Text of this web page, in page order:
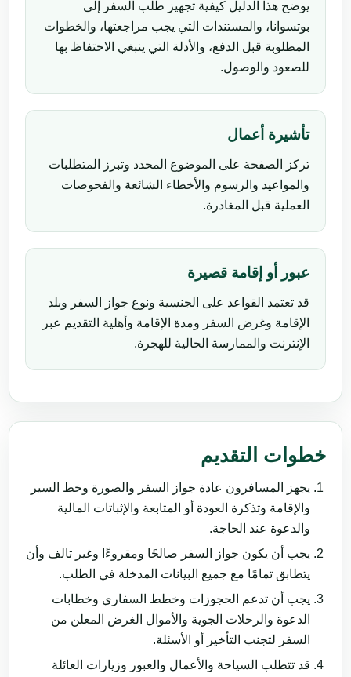
يوضح هذا الدليل كيفية تجهيز طلب السفر إلى
بوتسوانا، والمستندات التي يجب مراجعتها، والخطوات
المطلوبة قبل الدفع، والأدلة التي ينبغي الاحتفاظ بها
للصعود والوصول.
تأشيرة أعمال
تركز الصفحة على الموضوع المحدد وتبرز المتطلبات
والمواعيد والرسوم والأخطاء الشائعة والفحوصات
العملية قبل المغادرة.
عبور أو إقامة قصيرة
قد تعتمد القواعد على الجنسية ونوع جواز السفر وبلد
الإقامة وغرض السفر ومدة الإقامة وأهلية التقديم عبر
الإنترنت والممارسة الحالية للهجرة.
خطوات التقديم
يجهز المسافرون عادة جواز السفر والصورة وخط السير
والإقامة وتذكرة العودة أو المتابعة والإثباتات المالية
والدعوة عند الحاجة.
يجب أن يكون جواز السفر صالحًا ومقروءًا وغير تالف وأن
يتطابق تمامًا مع جميع البيانات المدخلة في الطلب.
يجب أن تدعم الحجوزات وخطط السفاري وخطابات
الدعوة والرحلات الجوية والأموال الغرض المعلن من
السفر لتجنب التأخير أو الأسئلة.
قد تتطلب السياحة والأعمال والعبور وزيارات العائلة